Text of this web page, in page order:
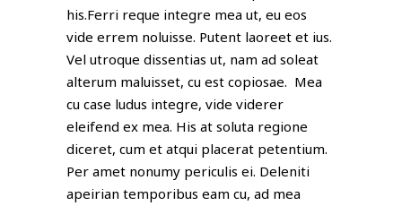
his.Ferri reque integre mea ut, eu eos
vide errem noluisse. Putent laoreet et ius.
Vel utroque dissentias ut, nam ad soleat
alterum maluisset, cu est copiosae. Mea
cu case ludus integre, vide viderer
eleifend ex mea. His at soluta regione
diceret, cum et atqui placerat petentium.
Per amet nonumy periculis ei. Deleniti
apeirian temporibus eam cu, ad mea